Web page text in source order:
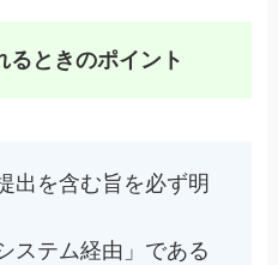
るときのポイント
出を含む旨を必ず明
ステム経由」である